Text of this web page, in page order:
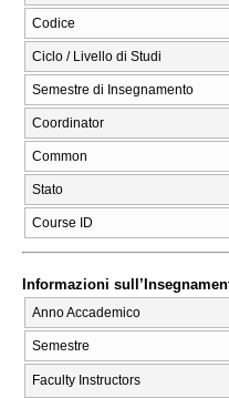
Codice
Ciclo / Livello di Studi
Semestre di Insegnamento
Coordinator
Common
Stato
Course ID
Informazioni
Anno Accademico
Semestre
Faculty Instructors